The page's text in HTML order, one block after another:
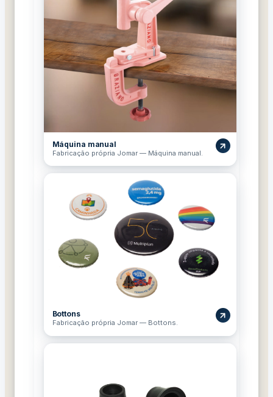
Máquina manual
Fabricação própria Jomar — Máquina manual.
Bottons
Fabricação própria Jomar — Bottons.